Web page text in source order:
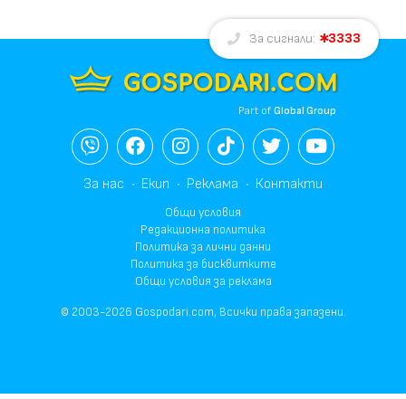
За сигнали: 3333
Part ofGlobal Group
За нас Екип Реклама Контакти
Общи условия
Редакционна политика
Политика за лични данни
Политика за бисквитките
Общи условия за реклама
© 2003-2026 Gospodari.com, Всички права запазени.